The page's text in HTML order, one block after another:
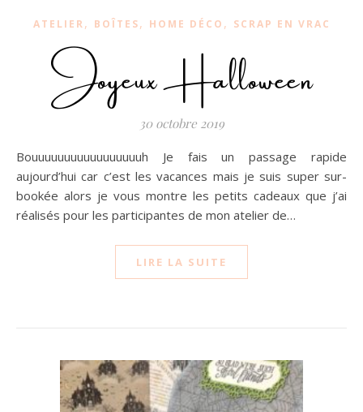
ATELIER, BOÎTES, HOME DÉCO , SCRAP EN VRAC
Joyeux Halloween
30 octobre 2019
Bouuuuuuuuuuuuuuuuuh Je fais un passage rapide
aujourd’hui car c’est les vacances mais je suis super sur-
bookée alors je vous montre les petits cadeaux que j’ai
réalisés pour les participantes de mon atelier de…
LIRE LA SUITE